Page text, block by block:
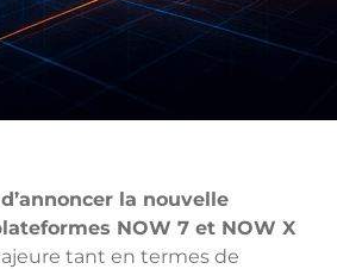
la nouvelle
NOW 7 et NOW X
tant en termes de